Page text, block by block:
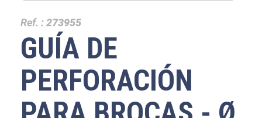
Ref. :273955
GUÍA DE
PERFORACIÓN